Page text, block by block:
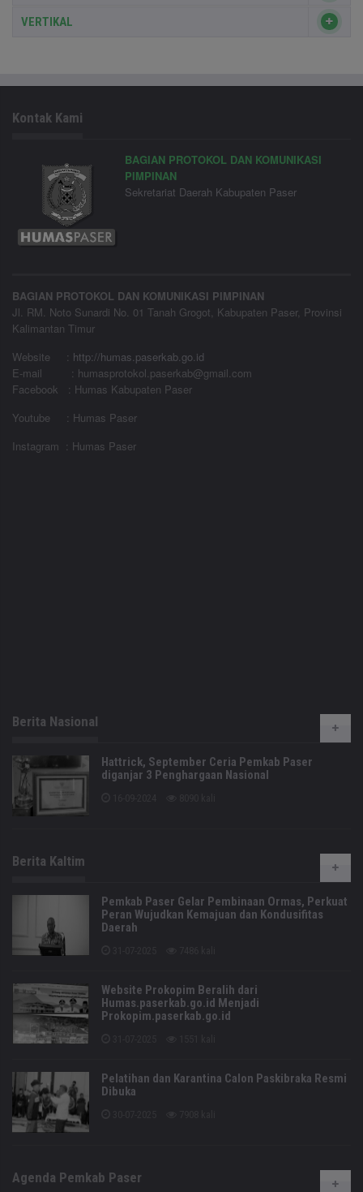
VERTIKAL
Kontak Kami
BAGIAN PROTOKOL DAN KOMUNIKASI
PIMPINAN
Sekretariat Daerah Kabupaten Paser
BAGIAN PROTOKOL DAN KOMUNIKASI PIMPINAN
Jl. RM. Noto Sunardi No. 01 Tanah Grogot, Kabupaten Paser, Provinsi
Kalimantan Timur
Website
: http://humas.paserkab.go.id
E-mail : humasprotokol.paserkab@gmail.com
Facebook : Humas Kabupaten Paser
Youtube : Humas Paser
Instagram : Humas Paser
Berita Nasional
Hattrick, September Ceria Pemkab Paser
diganjar 3 Penghargaan Nasional
Berita Kaltim
Pemkab Paser Gelar Pembinaan Ormas, Perkuat
Peran Wujudkan Kemajuan dan Kondusifitas
Daerah
Website Prokopim Beralih dari
Humas.paserkab.go.id Menjadi
Prokopim.paserkab.go.id
Pelatihan dan Karantina Calon Paskibraka Resmi
Dibuka
Agenda Pemkab Paser